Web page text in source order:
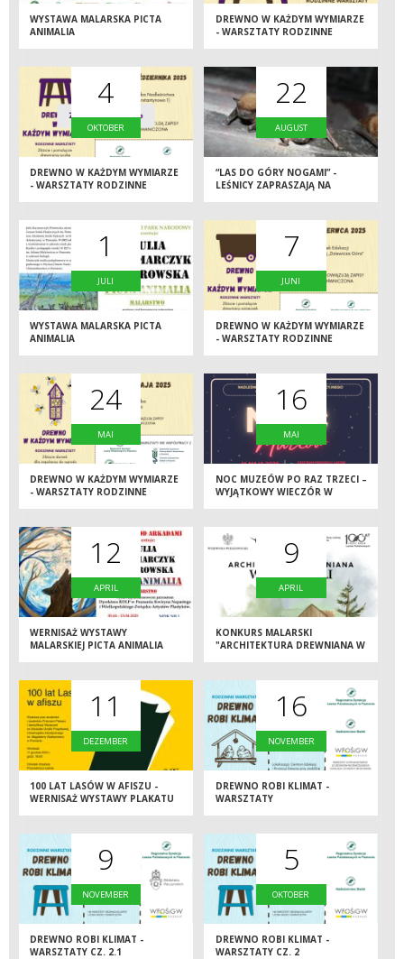
WYSTAWA MALARSKA PICTA
ANIMALIA
DREWNO W KAŻDYM WYMIARZE
- WARSZTATY RODZINNE
4
OKTOBER
DREWNO W KAŻDYM WYMIARZE
- WARSZTATY RODZINNE
22
AUGUST
“LAS DO GÓRY NOGAMI” -
LEŚNICY ZAPRASZAJĄ NA
1
JULI
WYSTAWA MALARSKA PICTA
ANIMALIA
7
JUNI
DREWNO W KAŻDYM WYMIARZE
- WARSZTATY RODZINNE
24
MAI
DREWNO W KAŻDYM WYMIARZE
- WARSZTATY RODZINNE
16
MAI
NOC MUZEÓW PO RAZ TRZECI –
WYJĄTKOWY WIECZÓR W
12
APRIL
WERNISAŻ WYSTAWY
MALARSKIEJ PICTA ANIMALIA
9
APRIL
KONKURS MALARSKI
"ARCHITEKTURA DREWNIANA W
11
DEZEMBER
100 LAT LASÓW W AFISZU -
WERNISAŻ WYSTAWY PLAKATU
16
NOVEMBER
DREWNO ROBI KLIMAT -
WARSZTATY
9
NOVEMBER
DREWNO ROBI KLIMAT -
WARSZTATY CZ. 2.1
5
OKTOBER
DREWNO ROBI KLIMAT -
WARSZTATY CZ. 2